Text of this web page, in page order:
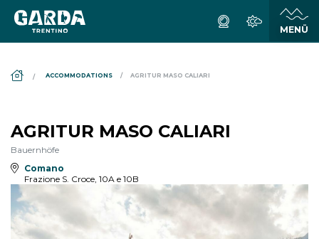
ACCOMMODATIONS AGRITUR MASO CALIARI
AGRITUR MASO CALIARI
Bauernhöfe
Comano
Frazione S. Croce, 10A e 10B